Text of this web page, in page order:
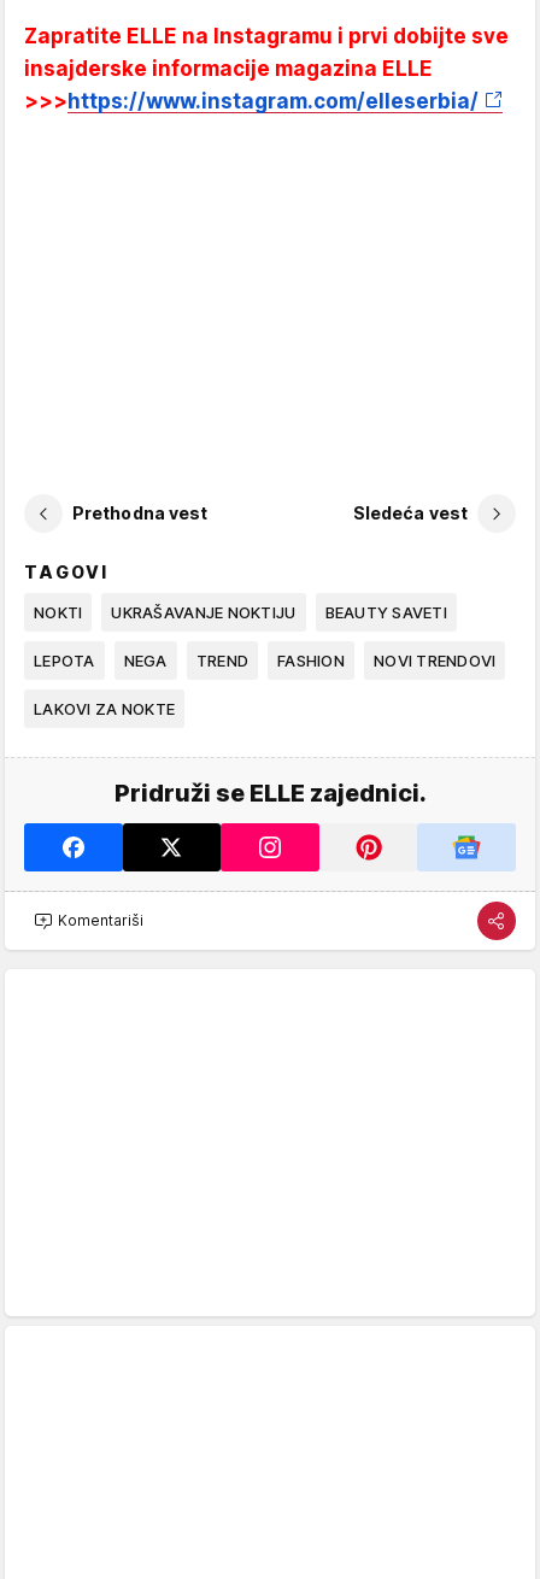
Zapratite ELLE na Instagramu i prvi dobijte sve
insajderske informacije magazina ELLE
>>>https://www.instagram.com/elleserbia/
Prethodna vest Sledeća vest
TAGOVI
NOKTI UKRAŠAVANJE NOKTIJU BEAUTY SAVETI
LEPOTA NEGA TREND FASHION NOVI TRENDOVI
LAKOVI ZA NOKTE
Pridruži se ELLE zajednici.
Komentariši